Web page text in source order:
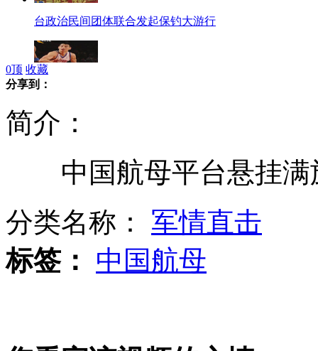
台政治民间团体联合发起保钓大游行
台渔船抵钓岛海域 多次遭日船驱离
0顶 收藏
分享到：
简介：
中国航母平台悬挂满
分类名称： 军情直击
标签：
中国航母